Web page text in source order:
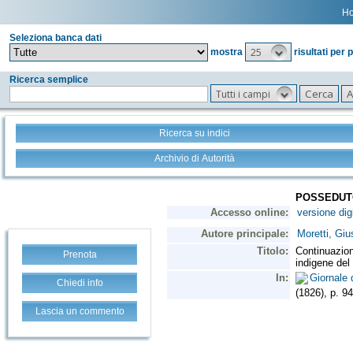
Seleziona banca dati
mostra
25 risultati per
Ricerca semplice
Tutti i campi
Ricerca su indici
Archivio di Autorità
Prenota
Chiedi info
Lascia un commento